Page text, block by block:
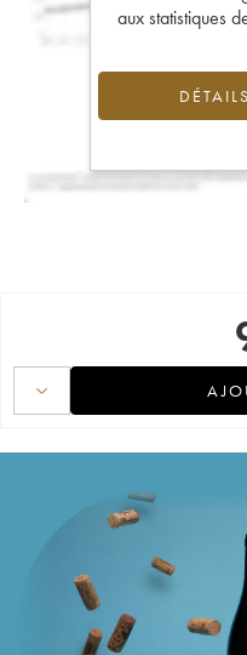
aux statistiques